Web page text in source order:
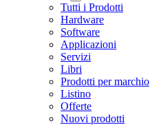
Tutti i Prodotti
Hardware
Software
Applicazioni
Servizi
Libri
Prodotti per marchio
Listino
Offerte
Nuovi prodotti